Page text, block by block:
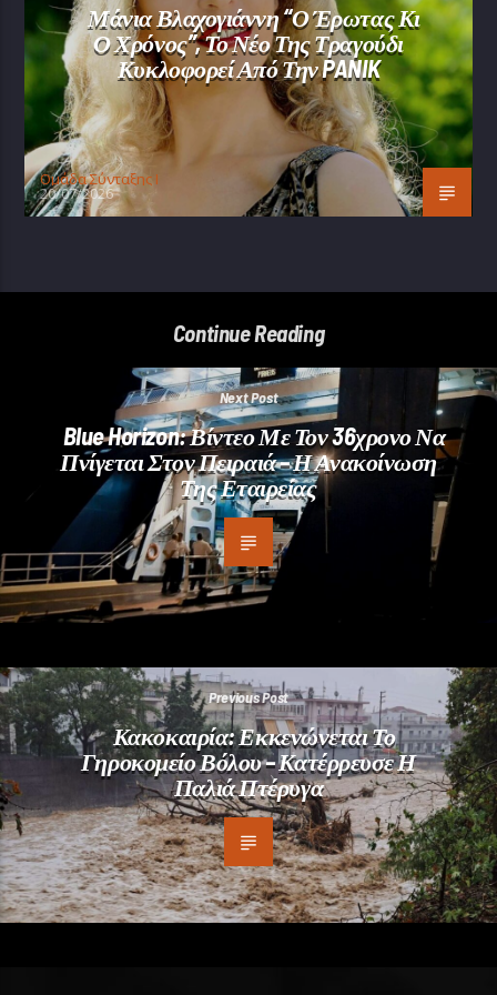
Μάνια Βλαχογιάννη “Ο Έρωτας Κι
Ο Χρόνος”, Το Νέο Της Τραγούδι
Κυκλοφορεί Από Την PANIK
Oμάδα Σύνταξης Ι
20/07/2026
Continue Reading
Next Post
Blue Horizon: Βίντεο Με Τον 36χρονο Να
Πνίγεται Στον Πειραιά – Η Ανακοίνωση
Της Εταιρείας
Previous Post
Κακοκαιρία: Εκκενώνεται Το
Γηροκομείο Βόλου – Κατέρρευσε Η
Παλιά Πτέρυγα